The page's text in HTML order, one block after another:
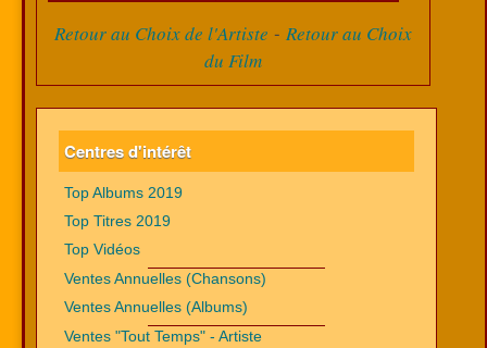
Retour au Choix de l'Artiste - Retour au Choix
du Film
Centres d'intérêt
Top Albums 2019
Top Titres 2019
Top Vidéos
Ventes Annuelles (Chansons)
Ventes Annuelles (Albums)
Ventes "Tout Temps" - Artiste